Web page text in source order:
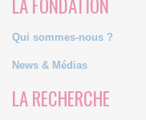
Qui sommes-nous ?
News & Médias
LA RECHERCHE